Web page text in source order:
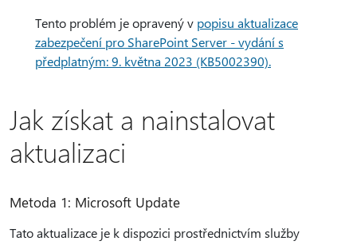
Tento problém je opravený v popisu aktualizace
zabezpečení pro SharePoint Server - vydání s
předplatným: 9. května 2023 (KB5002390).
Jak získat a nainstalovat
aktualizaci
Metoda 1: Microsoft Update
Tato aktualizace je k dispozici prostřednictvím služby